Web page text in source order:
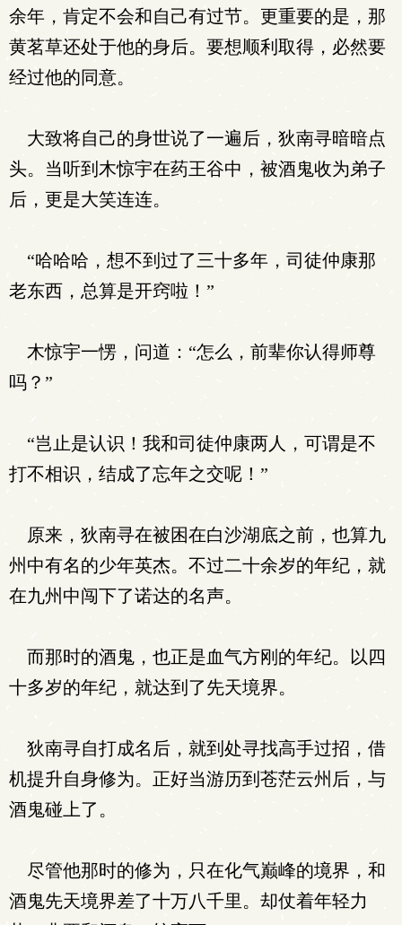
余年，肯定不会和自己有过节。更重要的是，那
黄茗草还处于他的身后。要想顺利取得，必然要
经过他的同意。
大致将自己的身世说了一遍后，狄南寻暗暗点
头。当听到木惊宇在药王谷中，被酒鬼收为弟子
后，更是大笑连连。
“哈哈哈，想不到过了三十多年，司徒仲康那
老东西，总算是开窍啦！”
木惊宇一愣，问道：“怎么，前辈你认得师尊
吗？”
“岂止是认识！我和司徒仲康两人，可谓是不
打不相识，结成了忘年之交呢！”
原来，狄南寻在被困在白沙湖底之前，也算九
州中有名的少年英杰。不过二十余岁的年纪，就
在九州中闯下了诺达的名声。
而那时的酒鬼，也正是血气方刚的年纪。以四
十多岁的年纪，就达到了先天境界。
狄南寻自打成名后，就到处寻找高手过招，借
机提升自身修为。正好当游历到苍茫云州后，与
酒鬼碰上了。
尽管他那时的修为，只在化气巅峰的境界，和
酒鬼先天境界差了十万八千里。却仗着年轻力